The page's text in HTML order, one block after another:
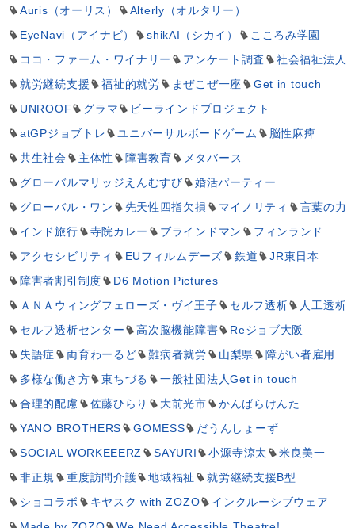
Auris（オーリス）
Alterly（オルタリー）
EyeNavi（アイナビ）
shikAI（シカイ）
こころみ学園
ココ・ファーム・ワイナリー
アンケート調査
社会福祉法人
就労継続支援
福祉的就労 まぜこぜ一座
Get in touch
UNROOF
グラマ
ビーラインドプロジェクト
atGPジョブトレ
ユニバーサルボードゲーム
脳性麻痺
共生社会
主体性 障害教育
メタバース
グローバルマリッジえんむすび
婚活パーティー
グローバル・ワン
先天性四指欠損 マイノリティ
言葉の力
インド旅行
寺院カレー ブラインドマン
フィンランド
アクセシビリティ
EUフィルムデーズ 鉄道
JR東日本
障害者割引制度
D6 Motion Pictures
ＡＮＡウィングフェローズ・ヴイ王子
セルフ透析
人工透析
セルフ透析センター
高次脳機能障害
Reジョブ大阪
失語症
両育わーるど 難病者就労 山梨県
障がい者雇用
多様な働き方
東ちづる
一般社団法人Get in touch
合理的配慮
佐藤ひらり 大前光市
かんばらけんた
YANO BROTHERS
GOMESS
だうんしょーず
SOCIAL WORKEEERZ
SAYURI 小源寺涼太
米良美一
非正規
重度訪問介護 地域福祉
就労継続支援B型
ショコラボ
キヤスク with ZOZO
インクルーシブウェア